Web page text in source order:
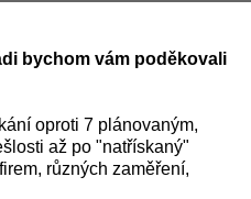
bychom vám poděkovali
oproti 7 plánovaným,
až po "natřískaný"
různých zaměření,